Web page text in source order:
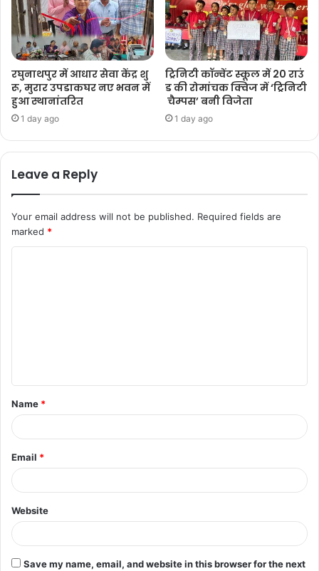
रघुनाथपुर में आधार सेवा केंद्र शु
रू, मुरार उपडाकघर नए भवन में
हुआ स्थानांतरित
1 day ago
ट्रिनिटी कॉन्वेंट स्कूल में 20 राउं
ड की रोमांचक क्विज में ‘ट्रिनिटी
चैम्पस’ बनी विजेता
1 day ago
Leave a Reply
Your email address will not be published. Required fields are
marked *
Name *
Email *
Website
Save my name, email, and website in this browser for the next